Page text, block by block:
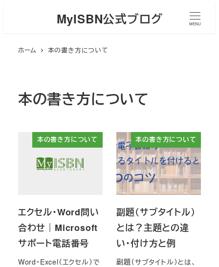
MyISBN公式ブログ MENU
ホーム 本の書き方について
本の書き方について
本の書き方について
エクセル・Word問い
合わせ｜Microsoft
サポート電話番号
Word・Excel（エクセル）で
本の書き方について
副題（サブタイトル）
とは？主題との違
い・付け方と例
副題（サブタイトル）とは、